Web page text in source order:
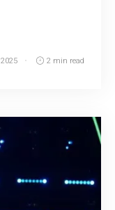
2 min read